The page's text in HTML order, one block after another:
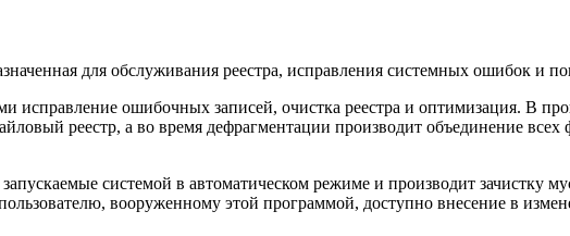
для обслуживания реестра, исправления системных ошибок и
ошибочных записей, очистка реестра и оптимизация. В
реестр, а во время дефрагментации производит объединение
системой в автоматическом режиме и производит зачистку
вооруженному этой программой, доступно внесение в